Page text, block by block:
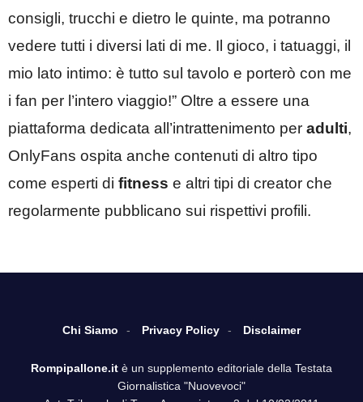
consigli, trucchi e dietro le quinte, ma potranno
vedere tutti i diversi lati di me. Il gioco, i tatuaggi, il
mio lato intimo: è tutto sul tavolo e porterò con me
i fan per l’intero viaggio!” Oltre a essere una
piattaforma dedicata all’intrattenimento per adulti,
OnlyFans ospita anche contenuti di altro tipo
come esperti di fitness e altri tipi di creator che
regolarmente pubblicano sui rispettivi profili.
Chi Siamo Privacy Policy Disclaimer
Rompipallone.it è un supplemento editoriale della Testata
Giornalistica "Nuovevoci"